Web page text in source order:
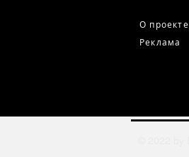
О проекте
Реклама